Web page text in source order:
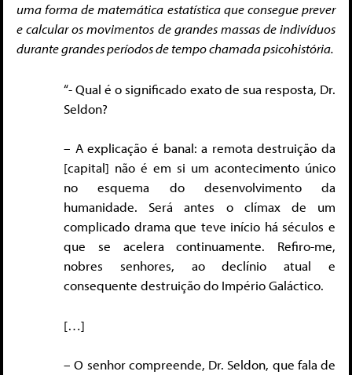
uma forma de matemática estatística que consegue prever
e calcular os movimentos de grandes massas de indivíduos
durante grandes períodos de tempo chamada psicohistória.
“- Qual é o significado exato de sua resposta, Dr.
Seldon?
– A explicação é banal: a remota destruição da
[capital] não é em si um acontecimento único
no esquema do desenvolvimento da
humanidade. Será antes o clímax de um
complicado drama que teve início há séculos e
que se acelera continuamente. Refiro-me,
nobres senhores, ao declínio atual e
consequente destruição do Império Galáctico.
[…]
– O senhor compreende, Dr. Seldon, que fala de